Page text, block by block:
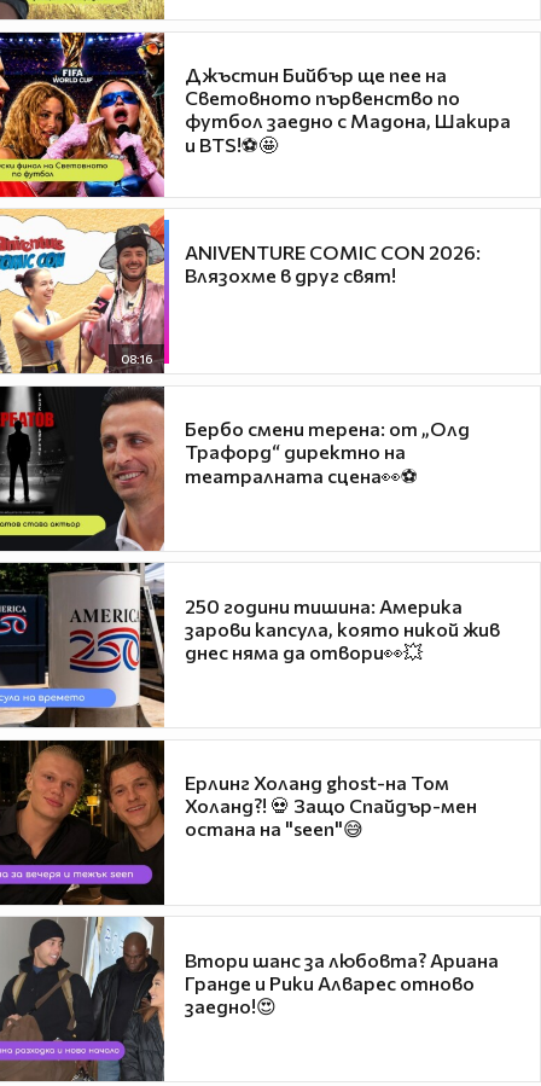
Джъстин Бийбър ще пее на
Световното първенство по
футбол заедно с Мадона, Шакира
и BTS!⚽🤩
08:16
ANIVENTURE COMIC CON 2026:
Влязохме в друг свят!
Бербо смени терена: от „Олд
Трафорд“ директно на
театралната сцена👀⚽
250 години тишина: Америка
зарови капсула, която никой жив
днес няма да отвори👀💥
Ерлинг Холанд ghost-на Том
Холанд?! 💀 Защо Спайдър-мен
остана на "seen"😅
Втори шанс за любовта? Ариана
Гранде и Рики Алварес отново
заедно!😍